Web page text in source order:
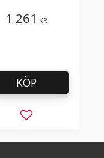
1 261 KR
Lägg till i
KÖP